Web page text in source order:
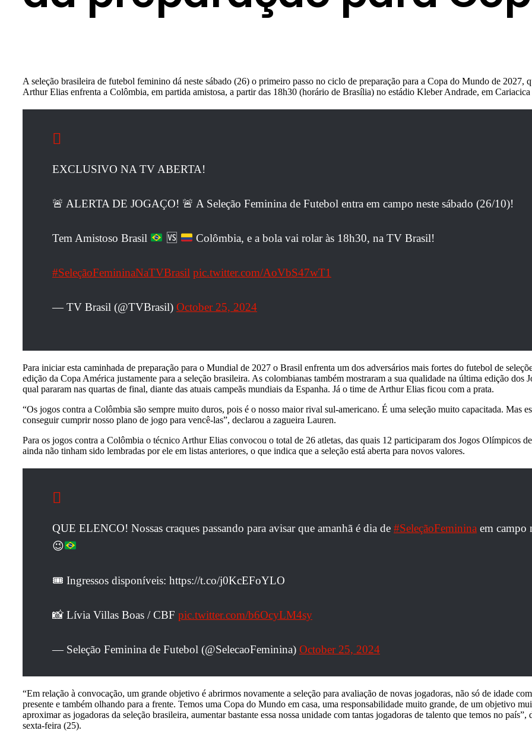
A seleção brasileira de futebol feminino dá neste sábado (26) o primeiro passo no ciclo de preparação para a Copa do Mundo de 2027,
Arthur Elias enfrenta a Colômbia, em partida amistosa, a partir das 18h30 (horário de Brasília) no estádio Kleber Andrade, em
EXCLUSIVO NA TV ABERTA!
🚨 ALERTA DE JOGAÇO! 🚨 A Seleção Feminina de Futebol entra em campo neste sábado (26/10)!
Tem Amistoso Brasil 🆚 Colômbia, e a bola vai rolar às 18h30, na TV Brasil!
#SeleçãoFemininaNaTVBrasil pic.twitter.com/AoVbS47wT1
— TV Brasil (@TVBrasil) October 25, 2024
Para iniciar esta caminhada de preparação para o Mundial de 2027 o Brasil enfrenta um dos adversários mais fortes do futebol de
edição da Copa América justamente para a seleção brasileira. As colombianas também mostraram a sua qualidade na última edição
qual pararam nas quartas de final, diante das atuais campeãs mundiais da Espanha. Já o time de Arthur Elias ficou com a prata.
“Os jogos contra a Colômbia são sempre muito duros, pois é o nosso maior rival sul-americano. É uma seleção muito capacitada. Mas
conseguir cumprir nosso plano de jogo para vencê-las”, declarou a zagueira Lauren.
Para os jogos contra a Colômbia o técnico Arthur Elias convocou o total de 26 atletas, das quais 12 participaram dos Jogos Olímpicos
ainda não tinham sido lembradas por ele em listas anteriores, o que indica que a seleção está aberta para novos valores.
QUE ELENCO! Nossas craques passando para avisar que amanhã é dia de #SeleçãoFeminina em campo
😉
🎟️ Ingressos disponíveis: https://t.co/j0KcEFoYLO
📸 Lívia Villas Boas / CBF pic.twitter.com/b6OcyLM4sy
— Seleção Feminina de Futebol (@SelecaoFeminina) October 25, 2024
“Em relação à convocação, um grande objetivo é abrirmos novamente a seleção para avaliação de novas jogadoras, não só de idade
presente e também olhando para a frente. Temos uma Copa do Mundo em casa, uma responsabilidade muito grande, de um objetivo
aproximar as jogadoras da seleção brasileira, aumentar bastante essa nossa unidade com tantas jogadoras de talento que temos no
sexta-feira (25).